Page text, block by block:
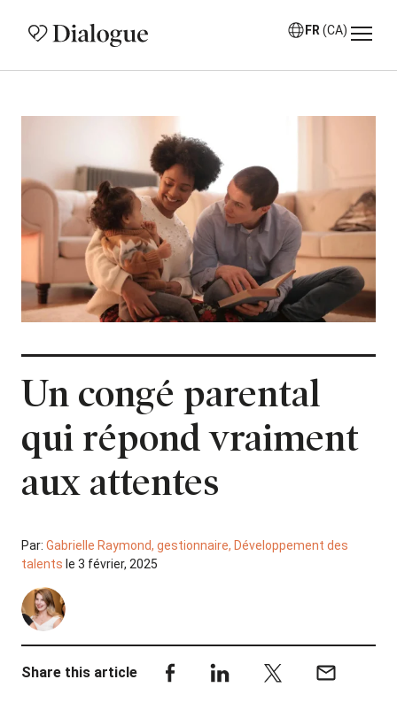
FR (CA)
Un congé parental
qui répond vraiment
aux attentes
Par: Gabrielle Raymond, gestionnaire, Développement des
talents le 3 février, 2025
Share this article